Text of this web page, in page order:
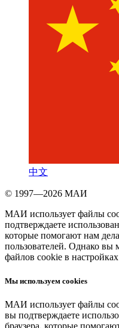
中文
© 1997—2026 МАИ
МАИ использует файлы
подтверждаете
которые помогают нам
пользователей. Однако вы
файлов cookie в настройках
Мы используем cookies
МАИ использует файлы
вы подтверждаете
браузера, которые